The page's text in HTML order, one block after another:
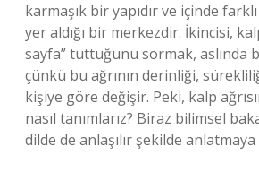
karmaşık bir yapıdır ve içinde
yer aldığı bir merkezdir. İkincisi,
sayfa” tuttuğunu sormak, aslında
çünkü bu ağrının derinliği,
kişiye göre değişir. Peki, kalp
nasıl tanımlarız? Biraz bilimsel
dilde de anlaşılır şekilde anlatmaya